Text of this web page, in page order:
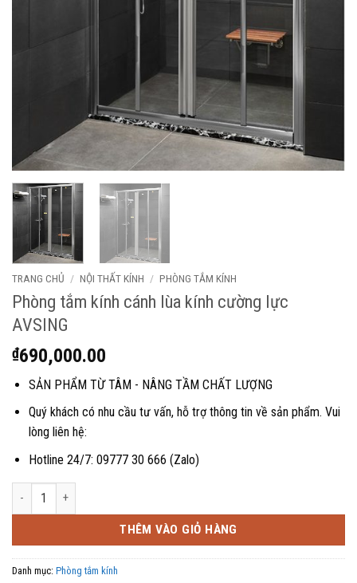
TRANG CHỦ / NỘI THẤT KÍNH / PHÒNG TẮM KÍNH
Phòng tắm kính cánh lùa kính cường lực
AVSING
₫690,000.00
SẢN PHẨM TỪ TÂM - NÂNG TẦM CHẤT LƯỢNG
Quý khách có nhu cầu tư vấn, hỗ trợ thông tin về sản phẩm. Vui
lòng liên hệ:
Hotline 24/7: 09777 30 666 (Zalo)
Phòng tắm kính cánh lùa kính cường lực AVSING số lượng
THÊM VÀO GIỎ HÀNG
Danh mục: Phòng tắm kính